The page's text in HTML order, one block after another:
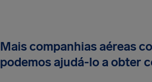
Mais companhias aéreas
podemos ajudá-lo a obter